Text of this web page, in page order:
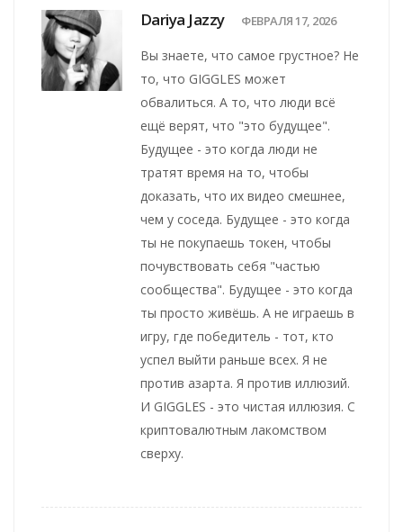
Dariya Jazzy ФЕВРАЛЯ 17, 2026
Вы знаете, что самое грустное? Не
то, что GIGGLES может
обвалиться. А то, что люди всё
ещё верят, что "это будущее".
Будущее - это когда люди не
тратят время на то, чтобы
доказать, что их видео смешнее,
чем у соседа. Будущее - это когда
ты не покупаешь токен, чтобы
почувствовать себя "частью
сообщества". Будущее - это когда
ты просто живёшь. А не играешь в
игру, где победитель - тот, кто
успел выйти раньше всех. Я не
против азарта. Я против иллюзий.
И GIGGLES - это чистая иллюзия. С
криптовалютным лакомством
сверху.